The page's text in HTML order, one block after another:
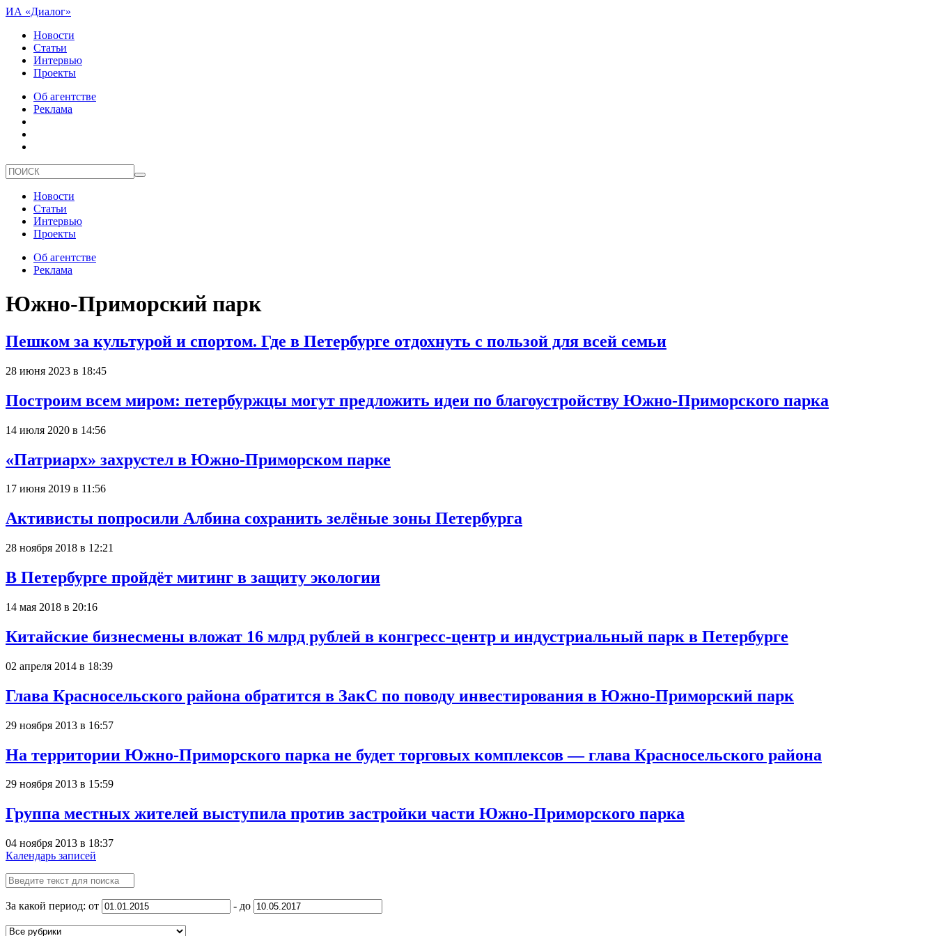
ИА «Диалог»
Новости
Статьи
Интервью
Проекты
Об агентстве
Реклама
Новости
Статьи
Интервью
Проекты
Об агентстве
Реклама
Южно-Приморский парк
Пешком за культурой и спортом. Где в Петербурге отдохнуть с пользой для всей семьи
28 июня 2023 в 18:45
Построим всем миром: петербуржцы могут предложить идеи по благоустройству Южно-Приморского парка
14 июля 2020 в 14:56
«Патриарх» захрустел в Южно-Приморском парке
17 июня 2019 в 11:56
Активисты попросили Албина сохранить зелёные зоны Петербурга
28 ноября 2018 в 12:21
В Петербурге пройдёт митинг в защиту экологии
14 мая 2018 в 20:16
Китайские бизнесмены вложат 16 млрд рублей в конгресс-центр и индустриальный парк в Петербурге
02 апреля 2014 в 18:39
Глава Красносельского района обратится в ЗакС по поводу инвестирования в Южно-Приморский парк
29 ноября 2013 в 16:57
На территории Южно-Приморского парка не будет торговых комплексов — глава Красносельского района
29 ноября 2013 в 15:59
Группа местных жителей выступила против застройки части Южно-Приморского парка
04 ноября 2013 в 18:37
Календарь записей
За какой период: от - до